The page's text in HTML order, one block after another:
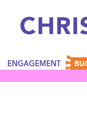
ENGAGEMENT